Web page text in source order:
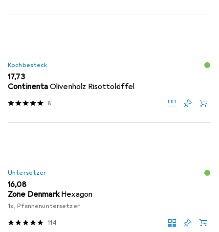
Kochbesteck
EUR
17,73
Continenta Olivenholz Risottolöffel
8
Untersetzer
EUR
16,08
Zone Denmark Hexagon
1x, Pfannenuntersetzer
114